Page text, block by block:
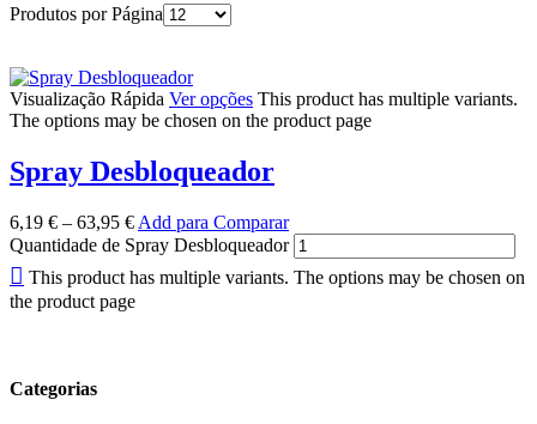
Produtos por Página
Visualização Rápida Ver opções This product has multiple variants.
The options may be chosen on the product page
Spray Desbloqueador
6,19 € – 63,95 € Add para Comparar
Quantidade de Spray Desbloqueador
This product has multiple variants. The options may be chosen on
the product page
Categorias